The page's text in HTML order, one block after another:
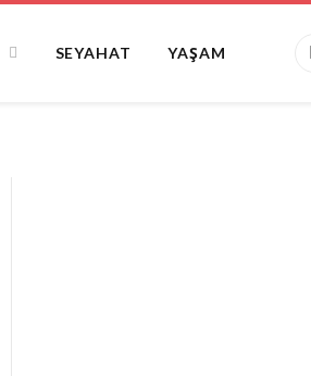
SEYAHAT YAŞAM